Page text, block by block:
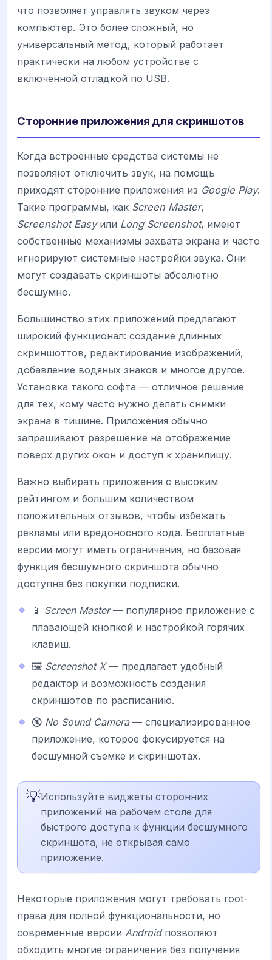
что позволяет управлять звуком через
компьютер. Это более сложный, но
универсальный метод, который работает
практически на любом устройстве с
включенной отладкой по USB.
Сторонние приложения для скриншотов
Когда встроенные средства системы не
позволяют отключить звук, на помощь
приходят сторонние приложения из Google Play.
Такие программы, как Screen Master,
Screenshot Easyили Long Screenshot, имеют
собственные механизмы захвата экрана и часто
игнорируют системные настройки звука. Они
могут создавать скриншоты абсолютно
бесшумно.
Большинство этих приложений предлагают
широкий функционал: создание длинных
скриншоттов, редактирование изображений,
добавление водяных знаков и многое другое.
Установка такого софта — отличное решение
для тех, кому часто нужно делать снимки
экрана в тишине. Приложения обычно
запрашивают разрешение на отображение
поверх других окон и доступ к хранилищу.
Важно выбирать приложения с высоким
рейтингом и большим количеством
положительных отзывов, чтобы избежать
рекламы или вредоносного кода. Бесплатные
версии могут иметь ограничения, но базовая
функция бесшумного скриншота обычно
доступна без покупки подписки.
📱 Screen Master— популярное приложение с
плавающей кнопкой и настройкой горячих
клавиш.
🖼️ Screenshot X— предлагает удобный
редактор и возможность создания
скриншотов по расписанию.
🔇 No Sound Camera— специализированное
приложение, которое фокусируется на
бесшумной съемке и скриншотах.
💡Используйте виджеты сторонних
приложений на рабочем столе для
быстрого доступа к функции бесшумного
скриншота, не открывая само
приложение.
Некоторые приложения могут требовать root-
права для полной функциональности, но
современные версии Androidпозволяют
обходить многие ограничения без получения